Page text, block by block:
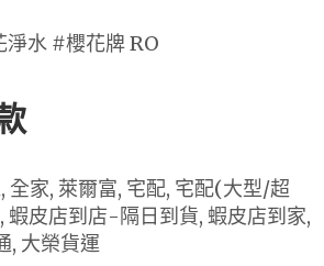
水 #櫻花牌 RO
全家, 萊爾富, 宅配, 宅配(大型/超
蝦皮店到店-隔日到貨, 蝦皮店到家,
, 大榮貨運